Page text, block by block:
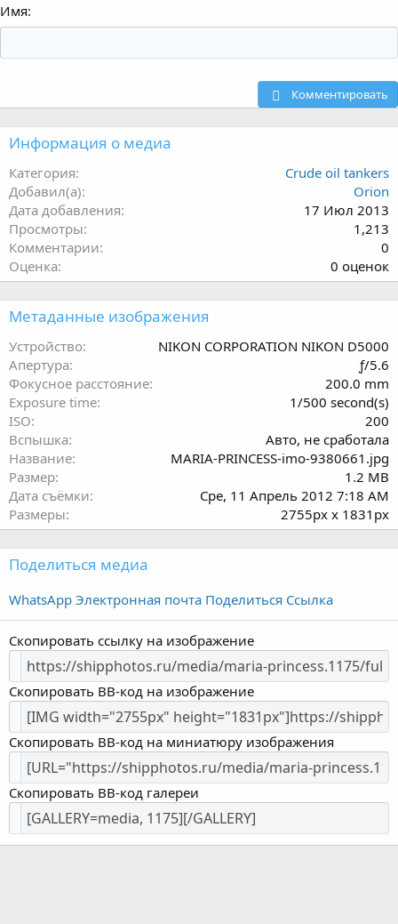
Имя
Комментировать
Информация о медиа
Категория
Crude oil tankers
Добавил(а)
Orion
Дата добавления
17 Июл 2013
Просмотры
1,213
Комментарии
0
Оценка
0
.
0
з
ё
з
0 оценок
Метаданные изображения
Устройство
NIKON CORPORATION NIKON D5000
Апертура
ƒ/5.6
Фокусное расстояние
200.0 mm
Exposure time
1/500 second(s)
ISO
200
Вспышка
Авто, не сработала
Название
MARIA-PRINCESS-imo-9380661.jpg
Размер
1.2 MB
Дата съёмки
Сре, 11 Апрель 2012 7:18 AM
Размеры
2755px x 1831px
Поделиться медиа
WhatsApp Электронная почта Поделиться Ссылка
Скопировать ссылку на изображение
Скопировать BB-код на изображение
Скопировать BB-код на миниатюру изображения
Скопировать BB-код галереи